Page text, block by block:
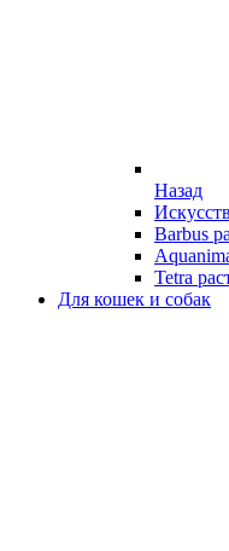
Назад
Barbus
Tetra
Для кошек и собак